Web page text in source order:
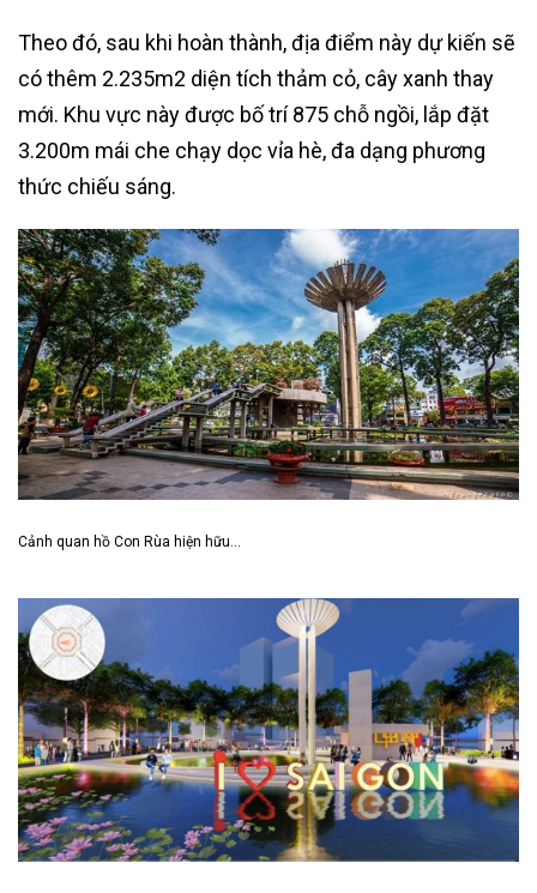
Theo đó, sau khi hoàn thành, địa điểm này dự kiến sẽ
có thêm 2.235m2 diện tích thảm cỏ, cây xanh thay
mới. Khu vực này được bố trí 875 chỗ ngồi, lắp đặt
3.200m mái che chạy dọc vỉa hè, đa dạng phương
thức chiếu sáng.
Cảnh quan hồ Con Rùa hiện hữu…